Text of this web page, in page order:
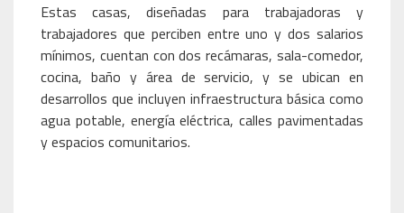
Estas casas, diseñadas para trabajadoras y
trabajadores que perciben entre uno y dos salarios
mínimos, cuentan con dos recámaras, sala-comedor,
cocina, baño y área de servicio, y se ubican en
desarrollos que incluyen infraestructura básica como
agua potable, energía eléctrica, calles pavimentadas
y espacios comunitarios.